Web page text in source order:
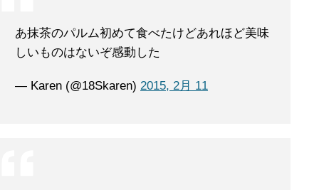
あ抹茶のパルム初めて食べたけどあれほど美味
しいものはないぞ感動した
— Karen (@18Skaren) 2015, 2月 11